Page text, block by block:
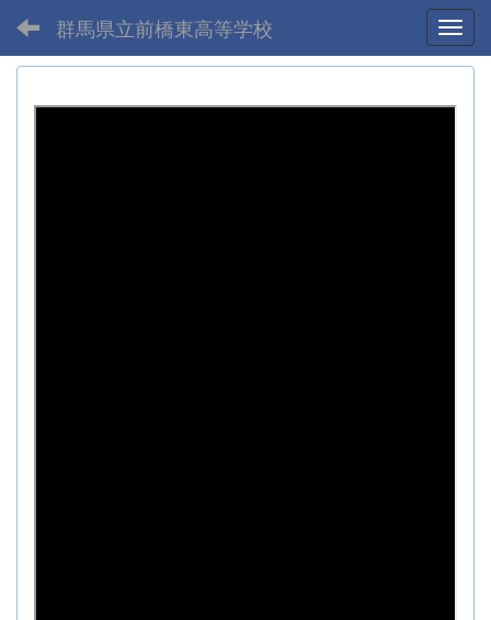
群馬県立前橋東高等学校